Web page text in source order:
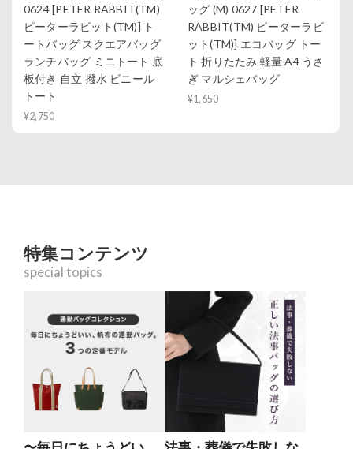
0624 [PETER RABBIT(TM)
ピーターラビット(TM)] ト
ートバッグ スクエアバッグ
ランチバッグ ミニトート 底
板付き 自立 撥水 ビニール
トート
¥2,750
ッグ (M) 0627 [PETER
RABBIT(TM) ピーターラビ
ット(TM)] エコバッグ トー
ト 折りたたみ 軽量 A4 うさ
ぎ マルシェバッグ
¥1,650
特集コンテンツ
special topics